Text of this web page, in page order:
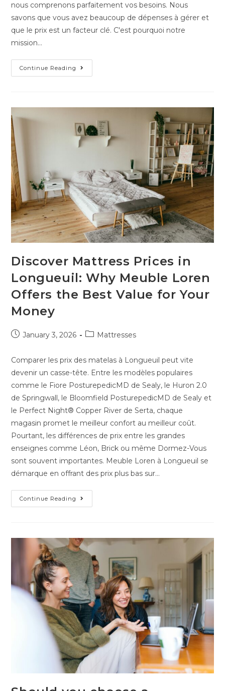
nous comprenons parfaitement vos besoins. Nous
savons que vous avez beaucoup de dépenses à gérer et
que le prix est un facteur clé. C'est pourquoi notre
mission…
Continue Reading
Discover Mattress Prices in
Longueuil: Why Meuble Loren
Offers the Best Value for Your
Money
January 3, 2026 Mattresses
Comparer les prix des matelas à Longueuil peut vite
devenir un casse-tête. Entre les modèles populaires
comme le Fiore PosturepedicMD de Sealy, le Huron 2.0
de Springwall, le Bloomfield PosturepedicMD de Sealy et
le Perfect Night® Copper River de Serta, chaque
magasin promet le meilleur confort au meilleur coût.
Pourtant, les différences de prix entre les grandes
enseignes comme Léon, Brick ou même Dormez-Vous
sont souvent importantes. Meuble Loren à Longueuil se
démarque en offrant des prix plus bas sur…
Continue Reading